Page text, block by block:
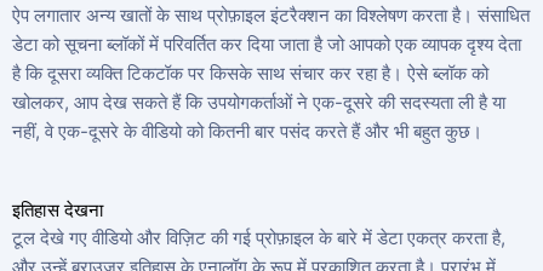
ऐप लगातार अन्य खातों के साथ प्रोफ़ाइल इंटरैक्शन का विश्लेषण करता है। संसाधित
डेटा को सूचना ब्लॉकों में परिवर्तित कर दिया जाता है जो आपको एक व्यापक दृश्य देता
है कि दूसरा व्यक्ति टिकटॉक पर किसके साथ संचार कर रहा है। ऐसे ब्लॉक को
खोलकर, आप देख सकते हैं कि उपयोगकर्ताओं ने एक-दूसरे की सदस्यता ली है या
नहीं, वे एक-दूसरे के वीडियो को कितनी बार पसंद करते हैं और भी बहुत कुछ।
इतिहास देखना
टूल देखे गए वीडियो और विज़िट की गई प्रोफ़ाइल के बारे में डेटा एकत्र करता है,